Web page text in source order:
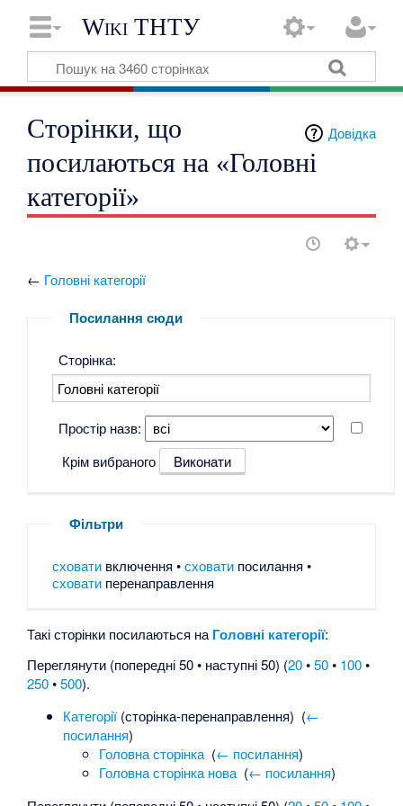
Wiki ТНТУ
Довідка
Сторінки, що
посилаються на «Головні
категорії»
← Головні категорії
Посилання сюди
Сторінка:
Простір назв:
Крім вибраного
Фільтри
сховативключення •сховатипосилання •
сховатиперенаправлення
Такі сторінки посилаються на Головні категорії:
Переглянути (попередні 50 • наступні 50) (20•50• 100•
250•500).
Категорії (сторінка-перенаправлення) ‎ (←
посилання)
Головна сторінка‎ (← посилання)
Головна сторінка нова‎ (← посилання)